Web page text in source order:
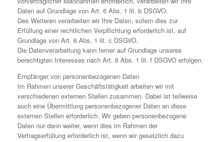
Daten auf Grundlage von Art. 6 Abs. 1 lit. b DSGVO.
Des Weiteren verarbeiten wir Ihre Daten, sofern dies zur
Erfüllung einer rechtlichen Verpflichtung erforderlich ist, auf
Grundlage von Art. 6 Abs. 1 lit. c DSGVO.
Die Datenverarbeitung kann ferner auf Grundlage unseres
berechtigten Interesses nach Art. 6 Abs. 1 lit. f DSGVO erfolgen.
Empfänger von personenbezogenen Daten
Im Rahmen unserer Geschäftstätigkeit arbeiten wir mit
verschiedenen externen Stellen zusammen. Dabei ist teilweise
auch eine Übermittlung personenbezogener Daten an diese
externen Stellen erforderlich. Wir geben personenbezogene
Daten nur dann weiter, wenn dies im Rahmen der
Vertragserfüllung erforderlich ist, wenn wir gesetzlich dazu